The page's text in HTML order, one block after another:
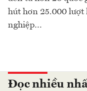
hút hơn 25.000 lượt
nghiệp...
Đọc nhiều